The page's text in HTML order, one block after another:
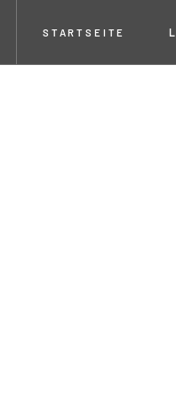
STARTSEITE